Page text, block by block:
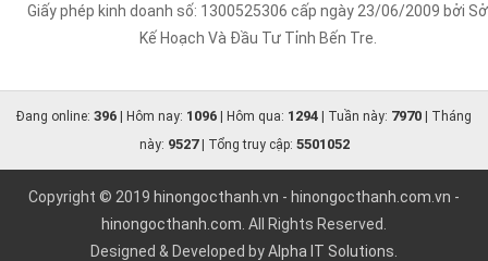
Giấy phép kinh doanh số: 1300525306 cấp ngày 23/06/2009 bởi Sở
Kế Hoạch Và Đầu Tư Tỉnh Bến Tre.
Đang online: 396 | Hôm nay: 1096 | Hôm qua: 1294 | Tuần này: 7970 | Tháng
này: 9527| Tổng truy cập: 5501052
Copyright © 2019 hinongocthanh.vn - hinongocthanh.com.vn -
hinongocthanh.com . All Rights Reserved.
Designed & Developed byAlpha IT Solutions.